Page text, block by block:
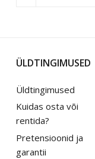
ÜLDTINGIMUSED
Üldtingimused
Kuidas osta või
rentida?
Pretensioonid ja
garantii